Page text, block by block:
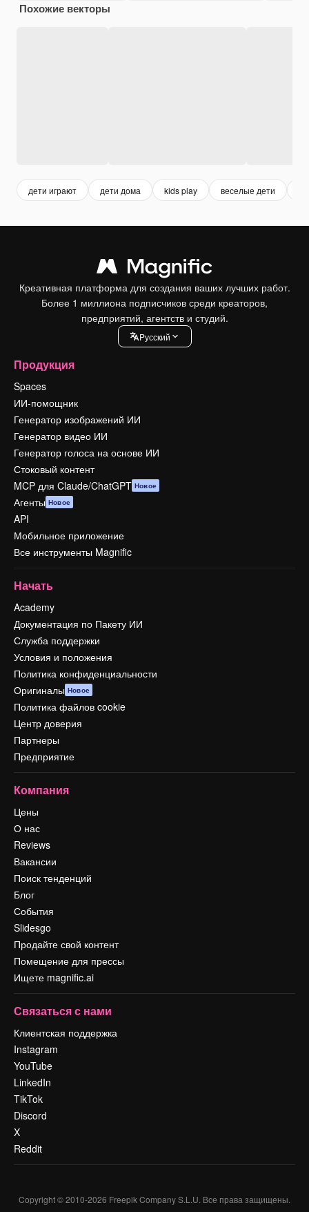
Похожие векторы
дети играют дети дома kids play веселые дети
Креативная платформа для создания ваших лучших работ.
Более 1 миллиона подписчиков среди креаторов,
предприятий, агентств и студий.
Pусский
Продукция
Spaces
ИИ-помощник
Генератор изображений ИИ
Генератор видео ИИ
Генератор голоса на основе ИИ
Стоковый контент
MCP для Claude/ChatGPT Новое
Агенты Новое
API
Мобильное приложение
Все инструменты Magnific
Начать
Academy
Документация по Пакету ИИ
Служба поддержки
Условия и положения
Политика конфиденциальности
Оригиналы Новое
Политика файлов cookie
Центр доверия
Партнеры
Предприятие
Компания
Цены
О нас
Reviews
Вакансии
Поиск тенденций
Блог
События
Slidesgo
Продайте свой контент
Помещение для прессы
Ищете magnific.ai
Связаться с нами
Клиентская поддержка
Instagram
YouTube
LinkedIn
TikTok
Discord
X
Reddit
Copyright © 2010-2026 Freepik Company S.L.U. Все права защищены.